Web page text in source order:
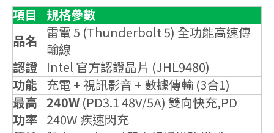
項目
規格參數
品名 雷電 5 (Thunderbolt 5) 全功能高速傳
輸線
認證 Intel 官方認證晶片 (JHL9480)
功能 充電 + 視訊影音 + 數據傳輸 (3合1)
最高
功率
240W (PD3.1 48V/5A) 雙向快充,PD
240W 疾速閃充